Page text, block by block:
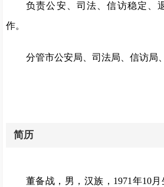
负责公安、司法、信访稳定、
作。
分管市公安局、司法局、信访局
简历
董备战，男，汉族，1971年10